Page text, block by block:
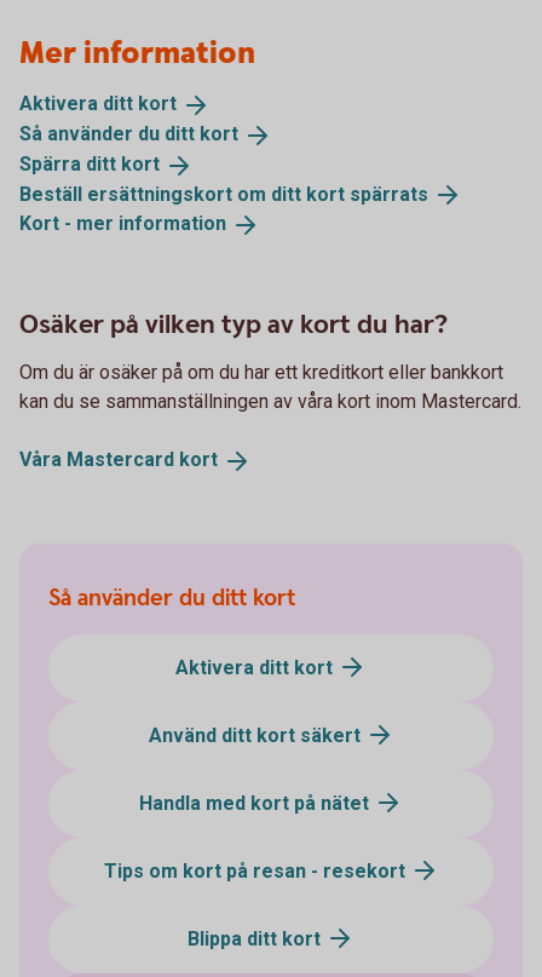
Mer information
Aktivera ditt kort
Så använder du ditt kort
Spärra ditt kort
Beställ ersättningskort om ditt kort spärrats
Kort - mer information
Osäker på vilken typ av kort du har?
Om du är osäker på om du har ett kreditkort eller bankkort
kan du se sammanställningen av våra kort inom Mastercard.
Våra Mastercard kort
Så använder du ditt kort
Aktivera ditt kort
Använd ditt kort säkert
Handla med kort på nätet
Tips om kort på resan - resekort
Blippa ditt kort